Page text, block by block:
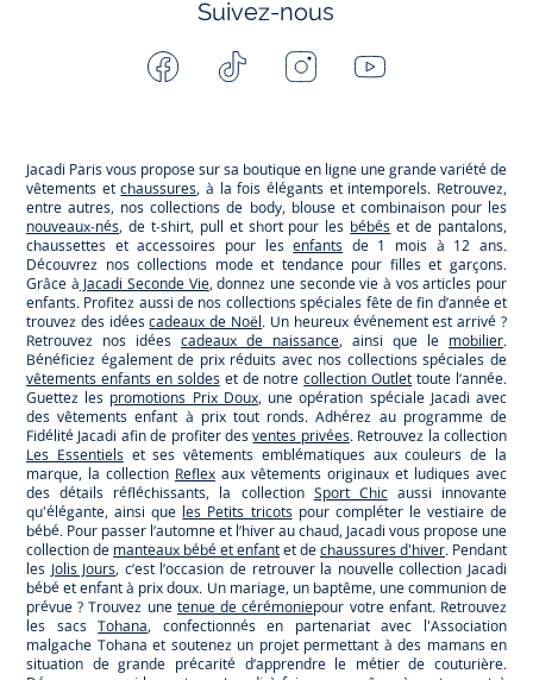
Suivez-nous
Facebook Tiktok InstagramYoutube
Jacadi Paris vous propose sur sa boutique en ligne une grande variété de
vêtements etchaussures, à la fois élégants et intemporels. Retrouvez,
entre autres, nos collections de body, blouse et combinaison pour les
nouveaux-nés, de t-shirt, pull et short pour les bébés et de pantalons,
chaussettes et accessoires pour lesenfants de 1 mois à 12 ans.
Découvrez nos collections mode et tendance pour filles et garçons.
Grâce à Jacadi Seconde Vie, donnez une seconde vie à vos articles pour
enfants. Profitez aussi de nos collections spéciales fête de fin d’année et
trouvez des idéescadeaux de Noël. Un heureux événement est arrivé ?
Retrouvez nos idées cadeaux de naissance, ainsi que le mobilier.
Bénéficiez également de prix réduits avec nos collections spéciales de
vêtements enfants en soldeset de notrecollection Outlet toute l’année.
Guettez les promotions Prix Doux, une opération spéciale Jacadi avec
des vêtements enfant à prix tout ronds. Adhérez au programme de
Fidélité Jacadi afin de profiter desventes privées. Retrouvez la collection
Les Essentielset ses vêtements emblématiques aux couleurs de la
marque, la collection Reflex aux vêtements originaux et ludiques avec
des détails réfléchissants, la collection Sport Chicaussi innovante
qu'élégante, ainsi que les Petits tricotspour compléter le vestiaire de
bébé. Pour passer l’automne et l’hiver au chaud, Jacadi vous propose une
collection de manteaux bébé et enfantet dechaussures d'hiver. Pendant
les Jolis Jours, c’est l’occasion de retrouver la nouvelle collection Jacadi
bébé et enfant à prix doux. Un mariage, un baptême, une communion de
prévue ? Trouvez une tenue de cérémoniepour votre enfant. Retrouvez
les sacsTohana, confectionnés en partenariat avec l'Association
malgache Tohana et soutenez un projet permettant à des mamans en
situation de grande précarité d’apprendre le métier de couturière.